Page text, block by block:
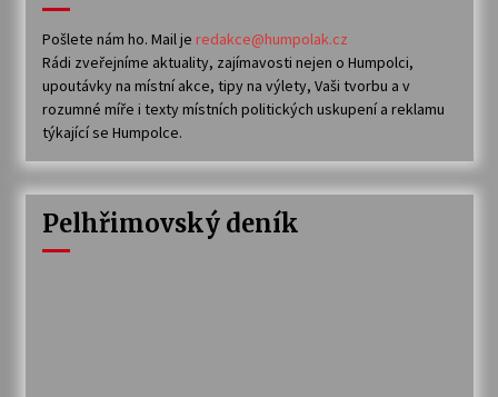
Pošlete nám ho. Mail je redakce@humpolak.cz
Rádi zveřejníme aktuality, zajímavosti nejen o Humpolci,
upoutávky na místní akce, tipy na výlety, Vaši tvorbu a v
rozumné míře i texty místních politických uskupení a reklamu
týkající se Humpolce.
Pelhřimovský deník